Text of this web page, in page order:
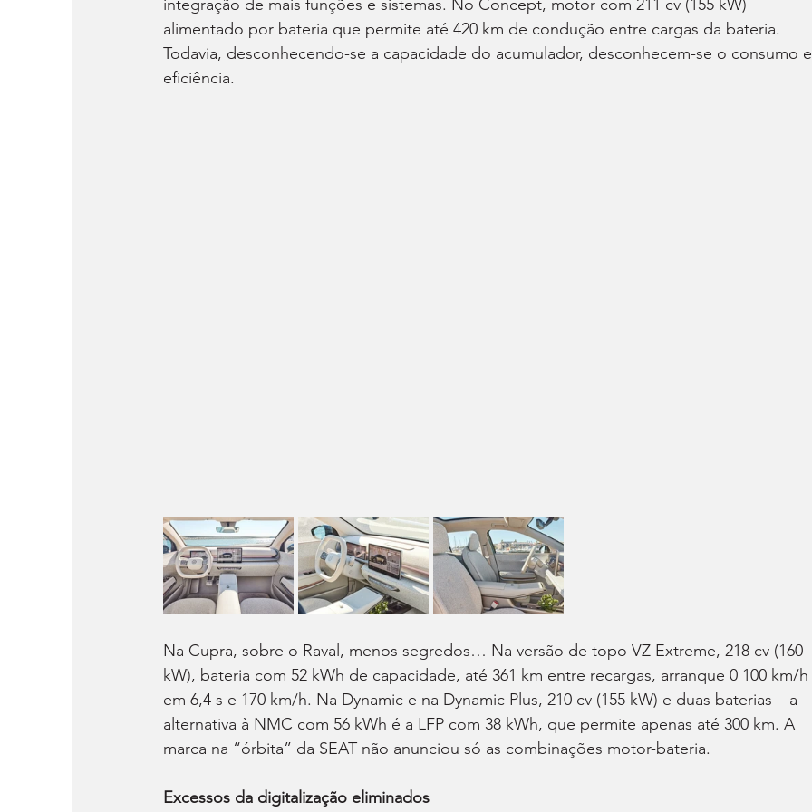
integração de mais funções e sistemas. No Concept, motor com 211 cv (155 kW)
alimentado por bateria que permite até 420 km de condução entre cargas da bateria.
Todavia, desconhecendo-se a capacidade do acumulador, desconhecem-se o consumo
eficiência.
Na Cupra, sobre o Raval, menos segredos… Na versão de topo VZ Extreme, 218 cv (160
kW), bateria com 52 kWh de capacidade, até 361 km entre recargas, arranque 0 100 km/h
em 6,4 s e 170 km/h. Na Dynamic e na Dynamic Plus, 210 cv (155 kW) e duas baterias – a
alternativa à NMC com 56 kWh é a LFP com 38 kWh, que permite apenas até 300 km. A
marca na “órbita” da SEAT não anunciou só as combinações motor-bateria.
Excessos da digitalização eliminados